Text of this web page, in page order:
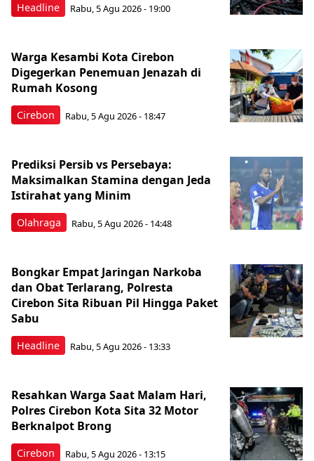
Headline Rabu, 5 Agu 2026 - 19:00
Cirebon
Warga Kesambi Kota Cirebon
Digegerkan Penemuan Jenazah di
Rumah Kosong
Rabu, 5 Agu 2026 - 18:47
Olahraga
Prediksi Persib vs Persebaya:
Maksimalkan Stamina dengan Jeda
Istirahat yang Minim
Rabu, 5 Agu 2026 - 14:48
Headline
Bongkar Empat Jaringan Narkoba
dan Obat Terlarang, Polresta
Cirebon Sita Ribuan Pil Hingga Paket
Sabu
Rabu, 5 Agu 2026 - 13:33
Cirebon
Resahkan Warga Saat Malam Hari,
Polres Cirebon Kota Sita 32 Motor
Berknalpot Brong
Rabu, 5 Agu 2026 - 13:15